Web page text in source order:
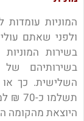
המוניות
ולפני שאתם
בשירות
בשירותיהם של
השלישית. כך
היוצאת מהקומה